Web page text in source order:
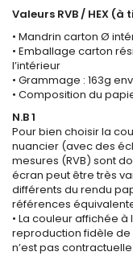
Valeurs RVB / HEX
• Mandrin carton Ø
• Emballage carton
l’intérieur
• Grammage : 163g
• Composition du
N.B 1
Pour bien choisir la
nuancier (avec des
mesures (RVB) sont
écran peut être très
différents du rendu
références
• La couleur affichée
reproduction fidèle
n’est pas contractuelle